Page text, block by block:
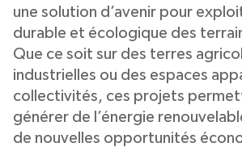
une solution d’avenir pour
durable et écologique des
Que ce soit sur des terres
industrielles ou des espaces
collectivités, ces projets
générer de l’énergie
de nouvelles opportunités